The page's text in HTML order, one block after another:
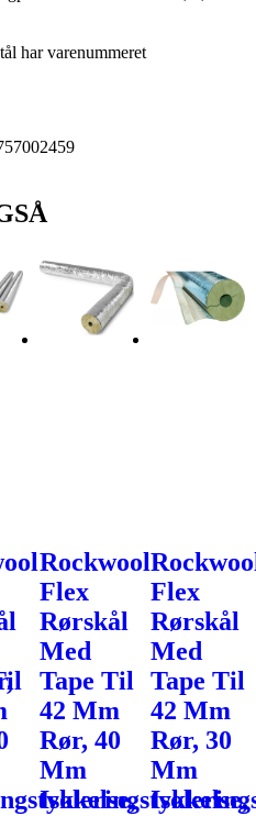
har varenummeret
Rockwool
Flex
Rørskål
Med
Tape Til
42 Mm
Rør, 40
Mm
Isoleringstykkelse,
Flex
Rørskål
Med
Tape Til
42 Mm
Rør, 30
Mm